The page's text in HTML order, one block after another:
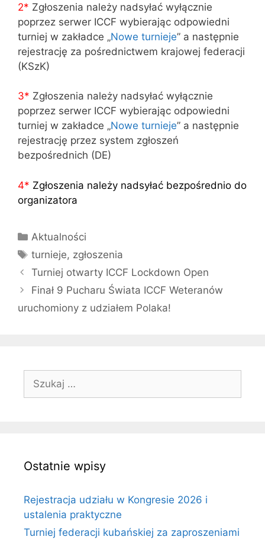
2* Zgłoszenia należy nadsyłać wyłącznie
poprzez serwer ICCF wybierając odpowiedni
turniej w zakładce „Nowe turnieje” a następnie
rejestrację za pośrednictwem krajowej federacji
(KSzK)
3* Zgłoszenia należy nadsyłać wyłącznie
poprzez serwer ICCF wybierając odpowiedni
turniej w zakładce „Nowe turnieje” a następnie
rejestrację przez system zgłoszeń
bezpośrednich (DE)
4* Zgłoszenia należy nadsyłać bezpośrednio do
organizatora
Kategorie
Aktualności
Tagi
turnieje, zgłoszenia
Turniej otwarty ICCF Lockdown Open
Finał 9 Pucharu Świata ICCF Weteranów
uruchomiony z udziałem Polaka!
Ostatnie wpisy
Rejestracja udziału w Kongresie 2026 i
ustalenia praktyczne
Turniej federacji kubańskiej za zaproszeniami